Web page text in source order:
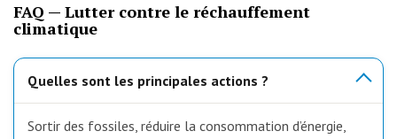
FAQ — Lutter contre le réchauffement
climatique
Quelles sont les principales actions ?
Sortir des fossiles, réduire la consommation d’énergie,